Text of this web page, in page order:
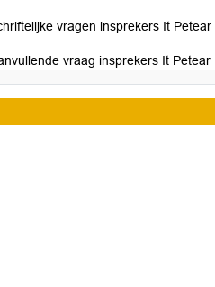
vragen insprekers It
vraag insprekers It Petear